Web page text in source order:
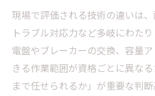
現場で評価される技術の違いは、
トラブル対応力など多岐にわた
電盤やブレーカーの交換、容量
きる作業範囲が資格ごとに異な
まで任せられるか」が重要な判断